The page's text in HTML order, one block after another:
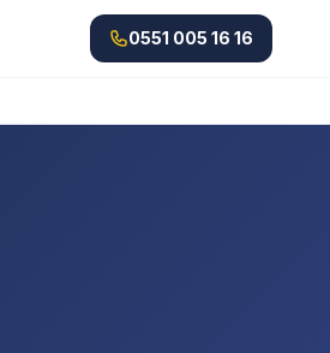
0551 005 16 16